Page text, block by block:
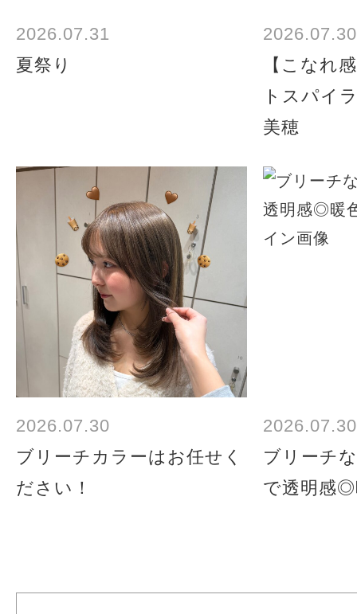
2026.07.31
夏祭り
2026.07.30
【こなれ
トスパイ
美穂
2026.07.30
ブリーチカラーはお任せく
ださい！
2026.07.30
ブリーチ
で透明感